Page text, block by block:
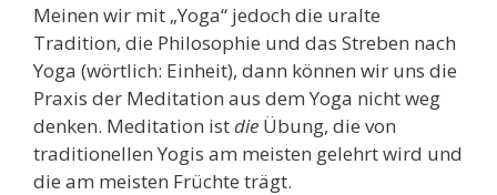
Meinen wir mit „Yoga“ jedoch die uralte
Tradition, die Philosophie und das Streben nach
Yoga (wörtlich: Einheit), dann können wir uns die
Praxis der Meditation aus dem Yoga nicht weg
denken. Meditation istdie Übung, die von
traditionellen Yogis am meisten gelehrt wird und
die am meisten Früchte trägt.